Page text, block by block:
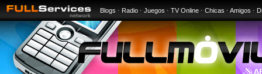
Blogs · Radio · Juegos · TV Online · Chicas · Amigos ·